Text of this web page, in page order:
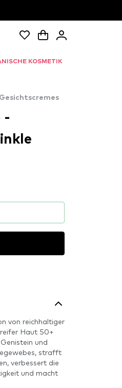
KOSMETIK
Gesichtscremes
-
von reichhaltiger
Haut 50+
und
strafft
verbessert die
und macht